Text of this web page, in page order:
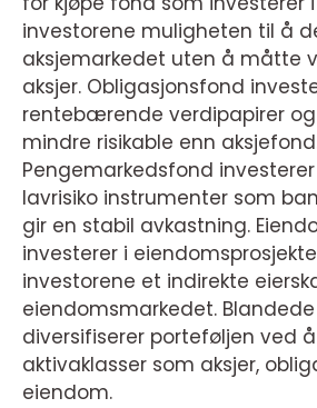
investorene muligheten til å
aksjemarkedet uten å måtte
aksjer. Obligasjonsfond
rentebærende verdipapirer
mindre risikable enn
Pengemarkedsfond
lavrisiko instrumenter som
gir en stabil avkastning.
investerer i
investorene et indirekte
eiendomsmarkedet.
diversifiserer porteføljen ved
aktivaklasser som aksjer,
eiendom.